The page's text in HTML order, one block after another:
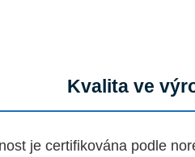
Kvalita ve
je certifikována podle